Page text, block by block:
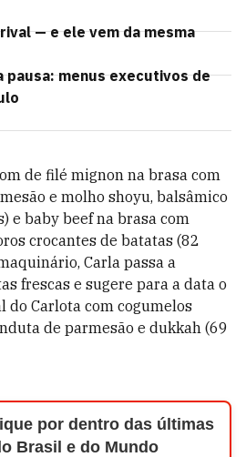
— e ele vem da mesma
pausa: menus executivos de
de filé mignon na brasa com
e molho shoyu, balsâmico
e baby beef na brasa com
crocantes de batatas (82
Carla passa a
frescas e sugere para a data o
do Carlota com cogumelos
de parmesão e dukkah (69
por dentro das últimas
Brasil e do Mundo